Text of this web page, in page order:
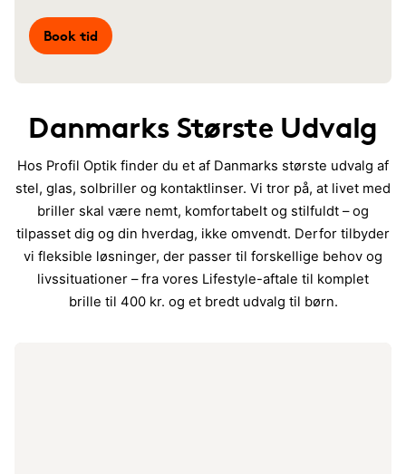
Book tid
Danmarks Største Udvalg
Hos Profil Optik finder du et af Danmarks største udvalg af
stel, glas, solbriller og kontaktlinser. Vi tror på, at livet med
briller skal være nemt, komfortabelt og stilfuldt – og
tilpasset dig og din hverdag, ikke omvendt. Derfor tilbyder
vi fleksible løsninger, der passer til forskellige behov og
livssituationer – fra vores Lifestyle-aftale til komplet
brille til 400 kr. og et bredt udvalg til børn.